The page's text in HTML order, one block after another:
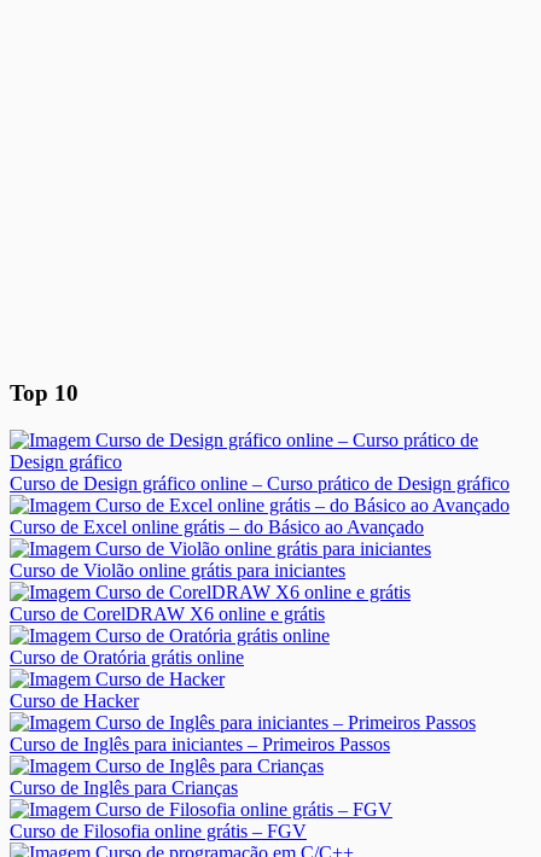
Top 10
Curso de Design gráfico online – Curso prático de Design gráfico
Curso de Excel online grátis – do Básico ao Avançado
Curso de Violão online grátis para iniciantes
Curso de CorelDRAW X6 online e grátis
Curso de Oratória grátis online
Curso de Hacker
Curso de Inglês para iniciantes – Primeiros Passos
Curso de Inglês para Crianças
Curso de Filosofia online grátis – FGV